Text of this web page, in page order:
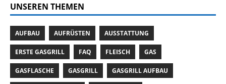
UNSEREN THEMEN
AUFBAU AUFRÜSTEN AUSSTATTUNG
ERSTE GASGRILL FAQ FLEISCH GAS
GASFLASCHE GASGRILL GASGRILL AUFBAU